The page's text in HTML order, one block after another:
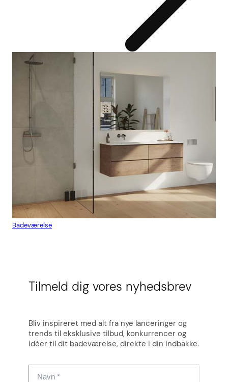
Badeværelse
Tilmeld dig vores nyhedsbrev
Bliv inspireret med alt fra nye lanceringer og
trends til eksklusive tilbud, konkurrencer og
idéer til dit badeværelse, direkte i din indbakke.